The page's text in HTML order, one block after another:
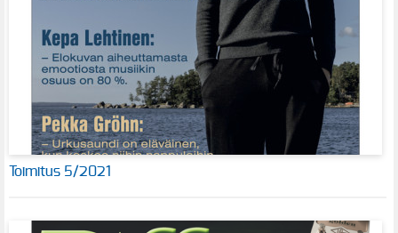
Toimitus 5/2021